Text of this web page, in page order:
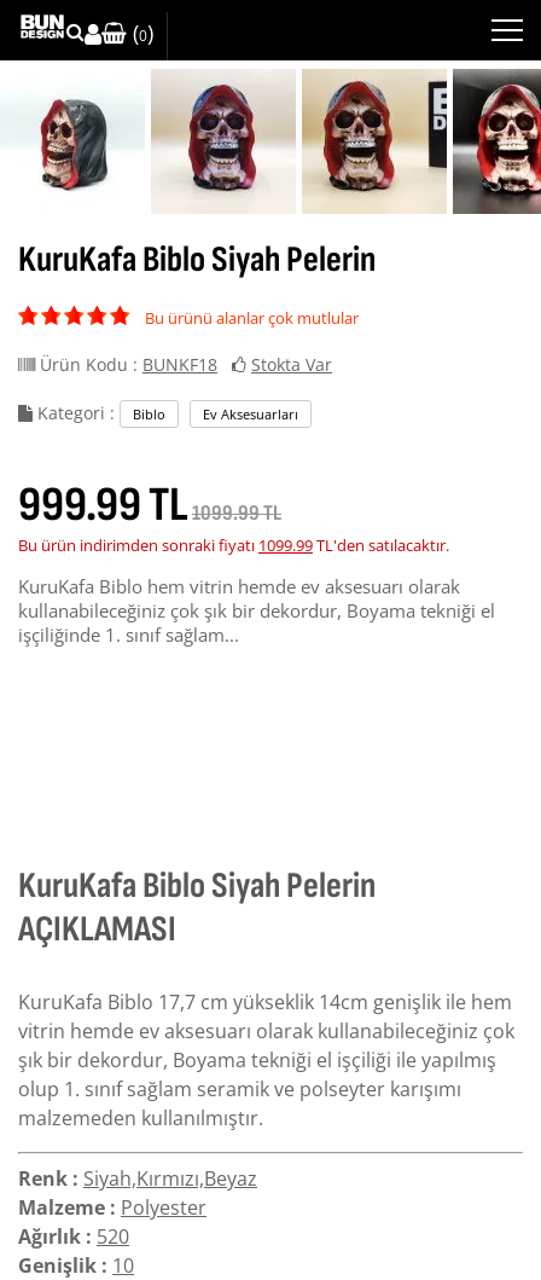
(0)
KuruKafa Biblo Siyah Pelerin
Bu ürünü alanlar çok mutlular
Ürün Kodu : BUNKF18 Stokta Var
Kategori : Biblo Ev Aksesuarları
999.99 TL1099.99 TL
Bu ürün indirimden sonraki fiyatı 1099.99TL'den satılacaktır.
KuruKafa Biblo hem vitrin hemde ev aksesuarı olarak
kullanabileceğiniz çok şık bir dekordur, Boyama tekniği el
işçiliğinde 1. sınıf sağlam...
KuruKafa Biblo Siyah Pelerin
AÇIKLAMASI
KuruKafa Biblo 17,7 cm yükseklik 14cm genişlik ile hem
vitrin hemde ev aksesuarı olarak kullanabileceğiniz çok
şık bir dekordur, Boyama tekniği el işçiliği ile yapılmış
olup 1. sınıf sağlam seramik ve polseyter karışımı
malzemeden kullanılmıştır.
Renk : Siyah,Kırmızı,Beyaz
Malzeme : Polyester
Ağırlık : 520
Genişlik : 10